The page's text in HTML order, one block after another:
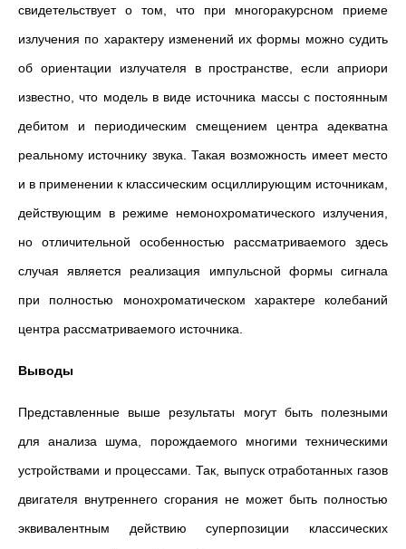
свидетельствует о том, что при многоракурсном приеме
излучения по характеру изменений их формы можно судить
об ориентации излучателя в пространстве, если априори
известно, что модель в виде источника массы с постоянным
дебитом и периодическим смещением центра адекватна
реальному источнику звука. Такая возможность имеет место
и в применении к классическим осциллирующим источникам,
действующим в режиме немонохроматического излучения,
но отличительной особенностью рассматриваемого здесь
случая является реализация импульсной формы сигнала
при полностью монохроматическом характере колебаний
центра рассматриваемого источника.
Выводы
Представленные выше результаты могут быть полезными
для анализа шума, порождаемого многими техническими
устройствами и процессами. Так, выпуск отработанных газов
двигателя внутреннего сгорания не может быть полностью
эквивалентным действию суперпозиции классических